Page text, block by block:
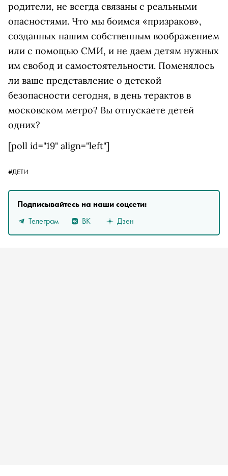
родители, не всегда связаны с реальными
опасностями. Что мы боимся «призраков»,
созданных нашим собственным воображением
или с помощью СМИ, и не даем детям нужных
им свобод и самостоятельности. Поменялось
ли ваше представление о детской
безопасности сегодня, в день терактов в
московском метро? Вы отпускаете детей
одних?
[poll id="19" align="left"]
#ДЕТИ
Подписывайтесь на наши соцсети:
Телеграм
ВК Дзен